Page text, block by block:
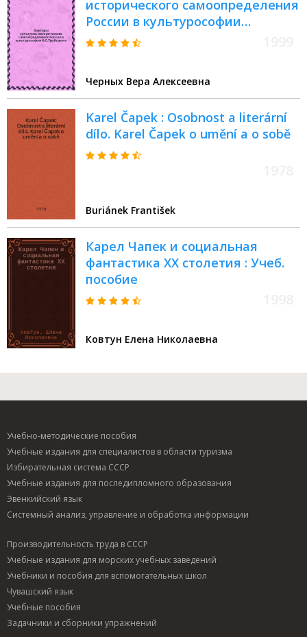
исторического самоопределения
России в культурософии
Н.С.Трубецкого : Автореф. дис. на
Черных Вера Алексеевна
Karel Čapek : Osobnost a literární
dílo. Karel Čapek o umění a o sobě
Buriánek František
Карел Чапек и социальная
фантастика ХХ столетия : Учеб.
пособие
Ковтун Елена Николаевна
Учебно-методические пособия
Учебные издания для специалистов в области туризма
Избирательная система СССР
Учебные издания для последипломного образования
Эвенкийский язык
Системный анализ, управление и обработка информации
Производительность труда в СССР
Учебные издания для морских учебных заведений
Учебники и пособия для вспомогательных школ
Чувашский язык
Учебные пособия
Задачники и сборники упражнений